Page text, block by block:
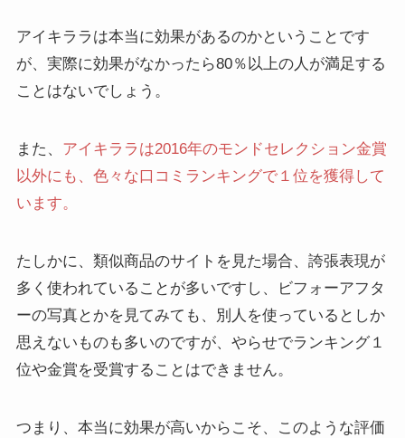
アイキララは本当に効果があるのかということです
が、実際に効果がなかったら80％以上の人が満足する
ことはないでしょう。
また、 アイキララは2016年のモンドセレクション金賞
以外にも、色々な口コミランキングで１位を獲得して
います。
たしかに、類似商品のサイトを見た場合、誇張表現が
多く使われていることが多いですし、ビフォーアフタ
ーの写真とかを見てみても、別人を使っているとしか
思えないものも多いのですが、やらせでランキング１
位や金賞を受賞することはできません。
つまり、本当に効果が高いからこそ、このような評価